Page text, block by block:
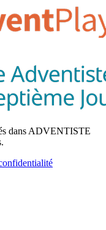
dans ADVENTISTE